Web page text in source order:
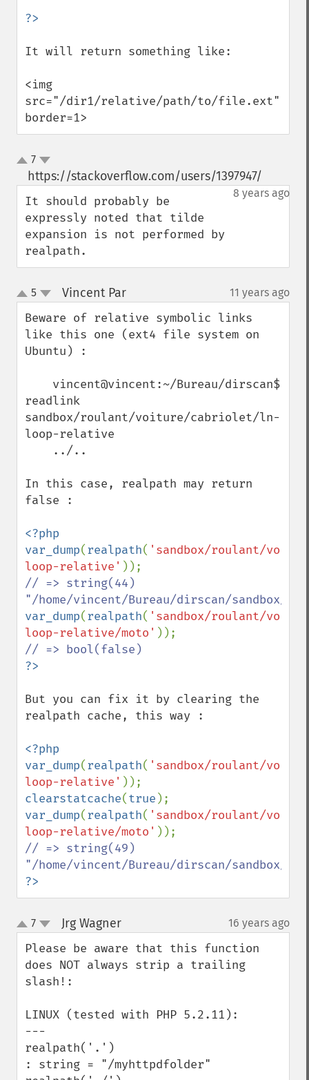
It will return something like:
<img
src="/dir1/relative/path/to/file.ext"
border=1>
up
down
7
https://stackoverflow.com/users/1397947/
8 years ago
It should probably be
expressly noted that tilde
expansion is not performed by
realpath.
up
down
5 Vincent Par¶ 11 years ago
Beware of relative symbolic links
like this one (ext4 file system on
Ubuntu) :
readlink
sandbox/roulant/voiture/cabriolet/ln-
loop-relative
In this case, realpath may return
false :
<?php
var_dump(realpath( 'sandbox/roulant/
loop-relative'
// => string(44)
var_dump(realpath( 'sandbox/roulant/
loop-relative/moto'
But you can fix it by clearing the
realpath cache, this way :
<?php
var_dump(realpath( 'sandbox/roulant/
loop-relative'
clearstatcache(true
var_dump(realpath( 'sandbox/roulant/
loop-relative/moto'
// => string(49)
?>
up
down
7 Jrg Wagner¶ 16 years ago
Please be aware that this function
does NOT always strip a trailing
slash!:
LINUX (tested with PHP 5.2.11):
---
realpath('.')
: string = "/myhttpdfolder"